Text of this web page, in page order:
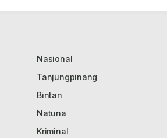
Nasional
Tanjungpinang
Bintan
Natuna
Kriminal